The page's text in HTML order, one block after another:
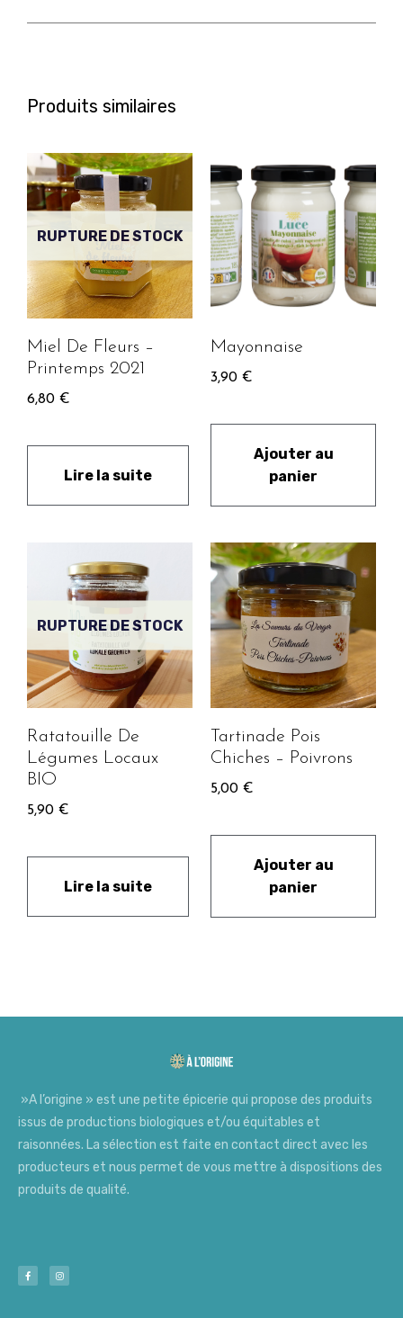
Produits similaires
RUPTURE DE STOCK
Miel De Fleurs –
Printemps 2021
6,80 €
Lire la suite
Mayonnaise
3,90 €
Ajouter au
panier
RUPTURE DE STOCK
Ratatouille De
Légumes Locaux
BIO
5,90 €
Lire la suite
Tartinade Pois
Chiches – Poivrons
5,00 €
Ajouter au
panier
»A l’origine » est une petite épicerie qui propose des produits
issus de productions biologiques et/ou équitables et
raisonnées. La sélection est faite en contact direct avec les
producteurs et nous permet de vous mettre à dispositions des
produits de qualité.